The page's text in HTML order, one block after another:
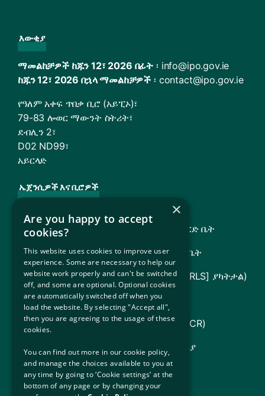
እውቂያ
ማመልከቻዎች ከጁን 12፣ 2026 በፊት ፡ info@ipo.gov.ie
ከጁን 12፣ 2026 በኋላ ማመልከቻዎች ፡ contact@ipo.gov.ie
የዓለም አቀፍ ጥበቃ ቢሮ (አይፒኦ)፣
79-83 ሎወር ማውንት ስትሪት፣
ደብሊን 2፣
D02 ND99፣
አይርላድ
ኤጀንሲዎች እና ቢሮዎች
የ TARA የጥገኝነት እና የመመለሻ ይግባኝ ሰሚ ፍርድ ቤት
የአይፒኤቲ ዓለም አቀፍ ጥበቃ ይግባኝ ሰሚ ፍርድ ቤት
የሕግ ድጋፍ ቦርድ (የስደተኞች የሕግ አገልግሎትን [RLS] ያካትታል)
የአየርላንድ መንግሥት (ስለ አየርላንድ ግዛት መረጃ)
የተባበሩት መንግስታት የስደተኞች ኤጀንሲ (UNHCR)
የፍትህ፣ የሀገር ውስጥ ጉዳዮች እና የፍልሰት መምሪያ
ዓለም አቀፍ የጥበቃ ማረፊያ አገልግሎቶች
×
Are you happy to accept
cookies?
This website uses cookies to improve user
experience. Some are necessary to help our
website work properly and can't be switched
off, and some are optional. Optional cookies
are automatically switched off when you
load the website. By selecting "Accept all",
then you are agreeing to the usage of these
cookies.
You can find out more in our cookie policy,
and manage the choices available to you at
any time by going to ‘Cookie settings’ at the
bottom of any page or by changing your